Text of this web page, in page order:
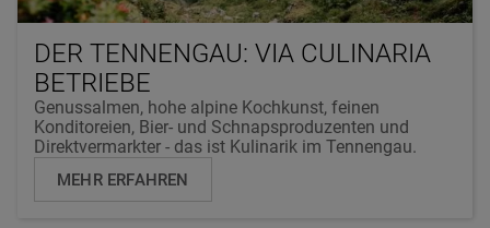
DER TENNENGAU: VIA CULINARIA
BETRIEBE
Genussalmen, hohe alpine Kochkunst, feinen
Konditoreien, Bier- und Schnapsproduzenten und
Direktvermarkter - das ist Kulinarik im Tennengau.
MEHR ERFAHREN